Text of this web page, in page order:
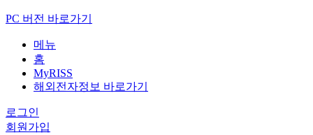
PC 버전 바로가기
메뉴
홈
MyRISS
해외전자정보 바로가기
로그인
회원가입